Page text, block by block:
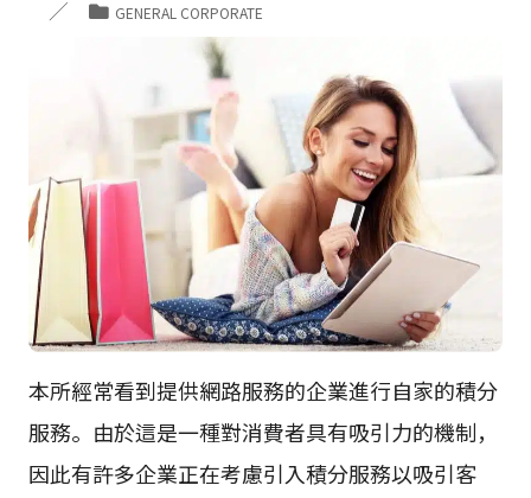
GENERAL CORPORATE
本所經常看到提供網路服務的企業進行自家的積分
服務。由於這是一種對消費者具有吸引力的機制，
因此有許多企業正在考慮引入積分服務以吸引客